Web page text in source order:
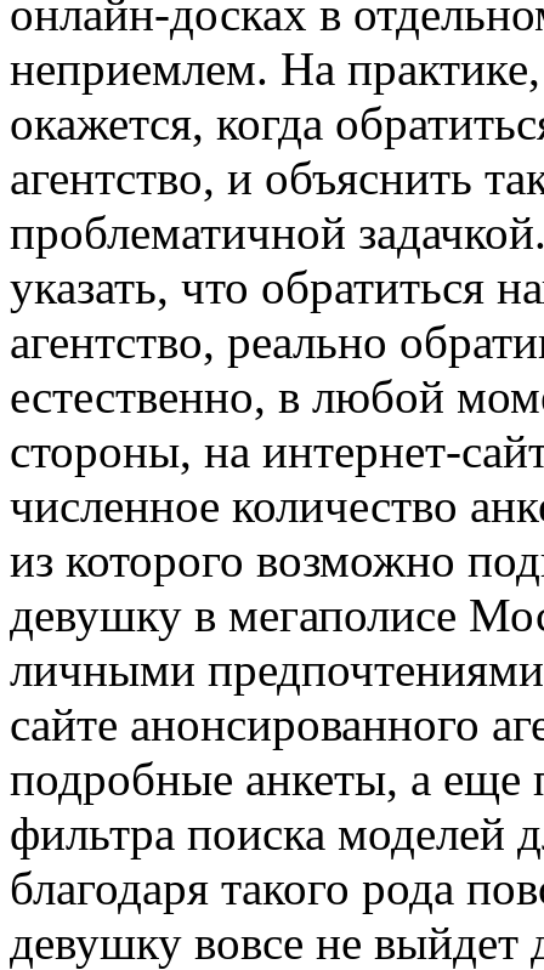
онлайн-досках в
неприемлем. На
окажется, когда
агентство, и объяснить
проблематичной
указать, что обратиться
агентство, реально
естественно, в любой
стороны, на интернет-
численное количество
из которого возможно
девушку в мегаполисе
личными
сайте анонсированного
подробные анкеты, а еще
фильтра поиска моделей
благодаря такого рода
девушку вовсе не